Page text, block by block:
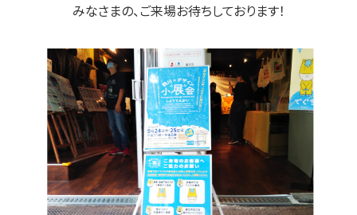
みなさまの、ご来場お待ちしております！